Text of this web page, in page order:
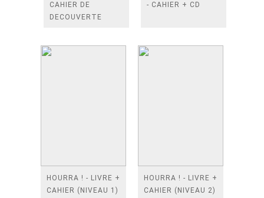
CAHIER DE
DECOUVERTE
- CAHIER + CD
HOURRA ! - LIVRE +
CAHIER (NIVEAU 1)
HOURRA ! - LIVRE +
CAHIER (NIVEAU 2)